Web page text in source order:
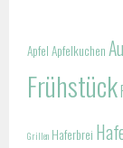
Apfel Apfelkuchen
Frühstück
Grillen Haferbrei